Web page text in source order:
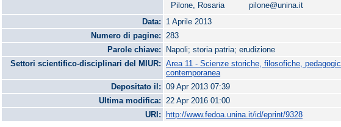
Pilone, Rosaria
pilone@unina.it
Data:
1 Aprile 2013
Numero di pagine:
283
Parole chiave:
Napoli; storia patria; erudizione
Settori scientifico-disciplinari del MIUR:
Area 11 - Scienze storiche, filosofiche,
contemporanea
Depositato il:
09 Apr 2013 07:39
Ultima modifica:
22 Apr 2016 01:00
URI:
http://www.fedoa.unina.it/id/eprint/9328